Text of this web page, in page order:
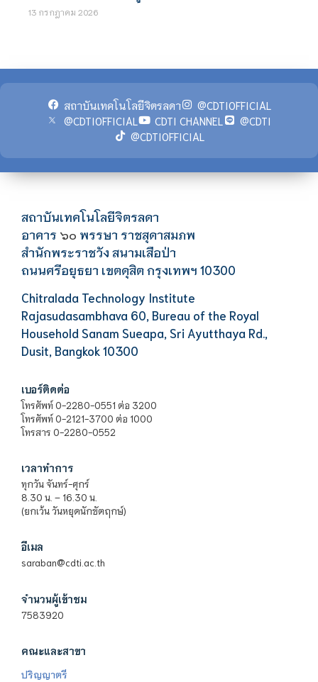
13 กรกฎาคม 2026
สถาบันเทคโนโลยีจิตรลดา
@CDTIOFFICIAL
@CDTIOFFICIAL
CDTI CHANNEL
@CDTI
@CDTIOFFICIAL
สถาบันเทคโนโลยีจิตรลดา
อาคาร ๖๐ พรรษา ราชสุดาสมภพ
สำนักพระราชวัง สนามเสือป่า
ถนนศรีอยุธยา เขตดุสิต กรุงเทพฯ 10300
Chitralada Technology Institute
Rajasudasambhava 60, Bureau of the Royal
Household Sanam Sueapa, Sri Ayutthaya Rd.,
Dusit, Bangkok 10300
เบอร์ติดต่อ
โทรศัพท์ 0-2280-0551 ต่อ 3200
โทรศัพท์ 0-2121-3700 ต่อ 1000
โทรสาร 0-2280-0552
เวลาทำการ
ทุกวัน จันทร์-ศุกร์
8.30 น. – 16.30 น.
(ยกเว้น วันหยุดนักขัตฤกษ์)
อีเมล
saraban@cdti.ac.th
จำนวนผู้เข้าชม
7583920
คณะและสาขา
ปริญญาตรี